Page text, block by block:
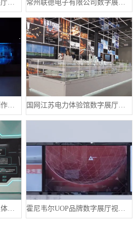
上海大创智数字展厅视频制作案例分享 国网江苏电力体验馆数字展厅案例
艾美卫信生物药业企业多媒体数字展厅案例